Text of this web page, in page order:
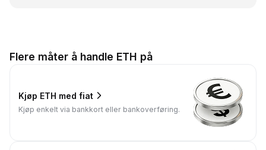
Flere måter å handle ETH på
Kjøp ETH med fiat
Kjøp enkelt via bankkort eller bankoverføring.